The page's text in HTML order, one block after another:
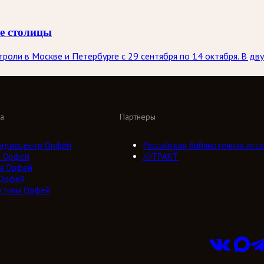
столицы
в Москве и Петербурге с 29 сентября по 14 октября. В
Орфей
Орфей
Орфей
Орфей
Партнеры
Российская библиотечная
///ТРАКТ